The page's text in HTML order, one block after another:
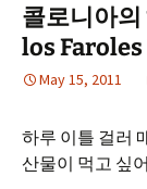
콜로니아
los
May 15, 2011
하루 이틀 걸러
산물이 먹고 싶